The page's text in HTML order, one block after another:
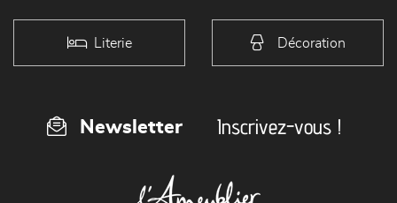
Literie Décoration
Newsletter Inscrivez-vous !